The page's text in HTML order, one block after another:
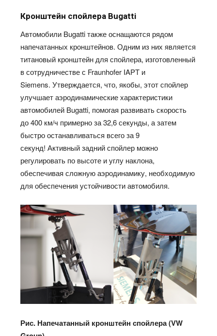
Кронштейн спойлера Bugatti
Автомобили Bugatti также оснащаются рядом
напечатанных кронштейнов. Одним из них является
титановый кронштейн для спойлера, изготовленный
в сотрудничестве с Fraunhofer IAPT и
Siemens. Утверждается, что, якобы, этот спойлер
улучшает аэродинамические характеристики
автомобилей Bugatti, помогая развивать скорость
до 400 км/ч примерно за 32,6 секунды, а затем
быстро останавливаться всего за 9
секунд! Активный задний спойлер можно
регулировать по высоте и углу наклона,
обеспечивая сложную аэродинамику, необходимую
для обеспечения устойчивости автомобиля.
Рис. Напечатанный кронштейн спойлера (VW